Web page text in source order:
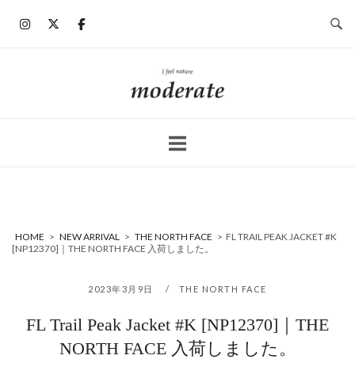
ホ
ー
HOME > NEW ARRIVAL > THE NORTH FACE > FL TRAIL PEAK JACKET #K
[NP12370]｜THE NORTH FACE 入荷しました。
2023年3月9日 THE NORTH FACE
FL Trail Peak Jacket #K [NP12370]｜THE
NORTH FACE 入荷しました。